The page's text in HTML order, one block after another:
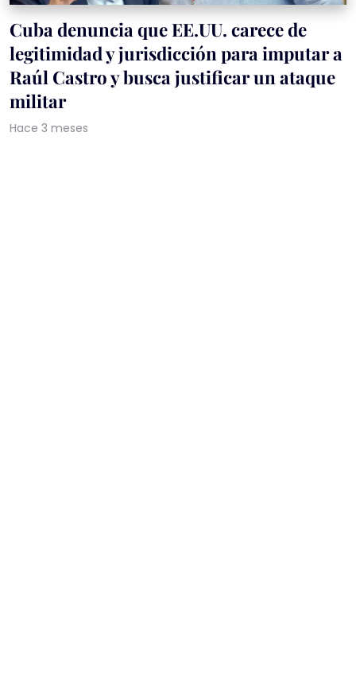
Cuba denuncia que EE.UU. carece de
legitimidad y jurisdicción para imputar a
Raúl Castro y busca justificar un ataque
militar
Hace 3 meses